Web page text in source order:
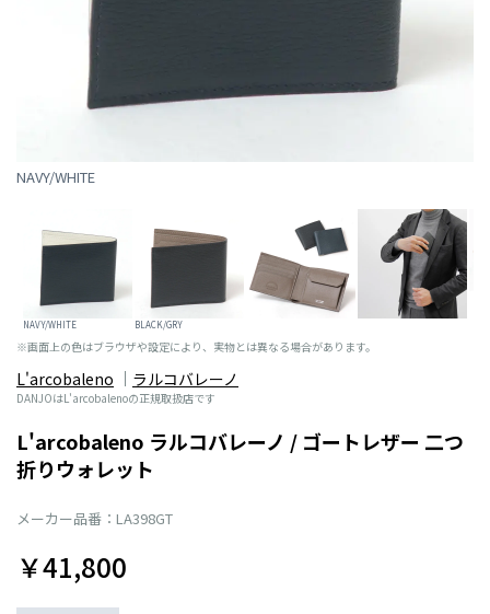
NAVY/WHITE
NAVY/WHITE BLACK/GRY
※画面上の色はブラウザや設定により、実物とは異なる場合があります。
L'arcobaleno ラルコバレーノ
DANJOはL'arcobalenoの正規取扱店です
L'arcobaleno ラルコバレーノ / ゴートレザー 二つ
折りウォレット
メーカー品番：LA398GT
￥41,800